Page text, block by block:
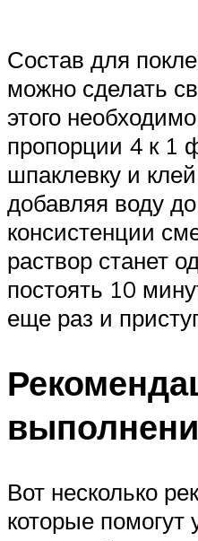
Состав для
можно сделать
этого
пропорции 4 к 1
шпаклевку и
добавляя воду
консистенции
раствор станет
постоять 10
еще раз и
Вот несколько
которые помогут